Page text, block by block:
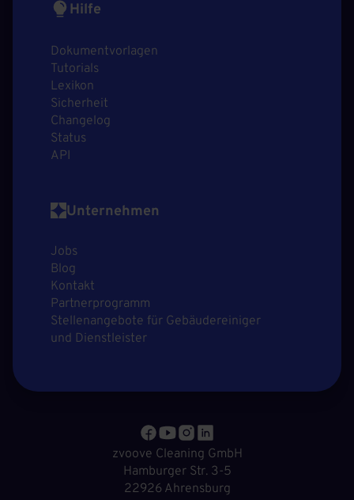
Hilfe
Dokumentvorlagen
Tutorials
Lexikon
Sicherheit
Changelog
Status
API
Unternehmen
Jobs
Blog
Kontakt
Partnerprogramm
Stellenangebote für Gebäudereiniger
und Dienstleister
zvoove Cleaning GmbH
Hamburger Str. 3-5
22926 Ahrensburg